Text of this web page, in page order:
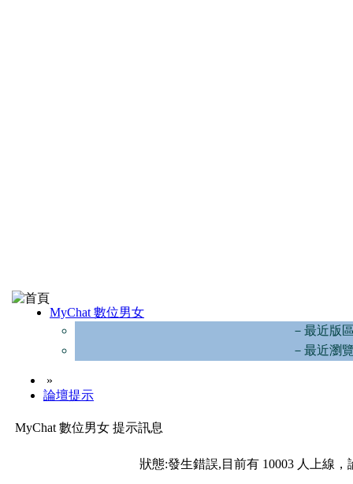
MyChat 數位男女
－最近版
－最近瀏
»
論壇提示
MyChat 數位男女 提示訊息
狀態:發生錯誤,目前有 10003 人上線